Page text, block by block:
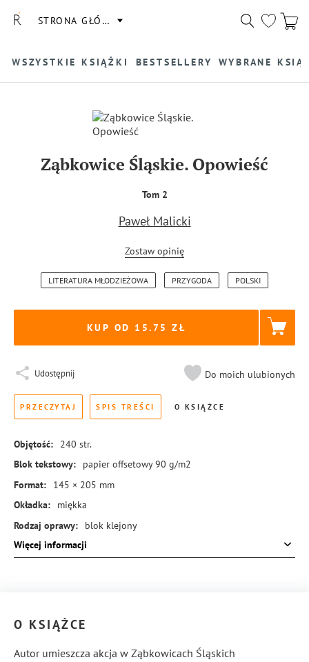
STRONA GŁÓWNA
WSZYSTKIE KSIĄŻKI BESTSELLERY WYBRANE
Ząbkowice Śląskie. Opowieść
Tom 2
Paweł Malicki
Zostaw opinię
LITERATURA MŁODZIEŻOWA PRZYGODA POLSKI
KUP OD 15.75
Udostępnij Do moich ulubionych
PRZECZYTAJ SPIS TREŚCI O KSIĄŻCE
Objętość: 240 str.
Blok tekstowy:
papier offsetowy 90 g/m2
Format:
145 × 205 mm
Okładka:
miękka
Rodzaj oprawy:
blok klejony
ISBN:
978-83-8431-227-8
Więcej informacji
O KSIĄŻCE
Autor umieszcza akcja w Ząbkowicach Śląskich